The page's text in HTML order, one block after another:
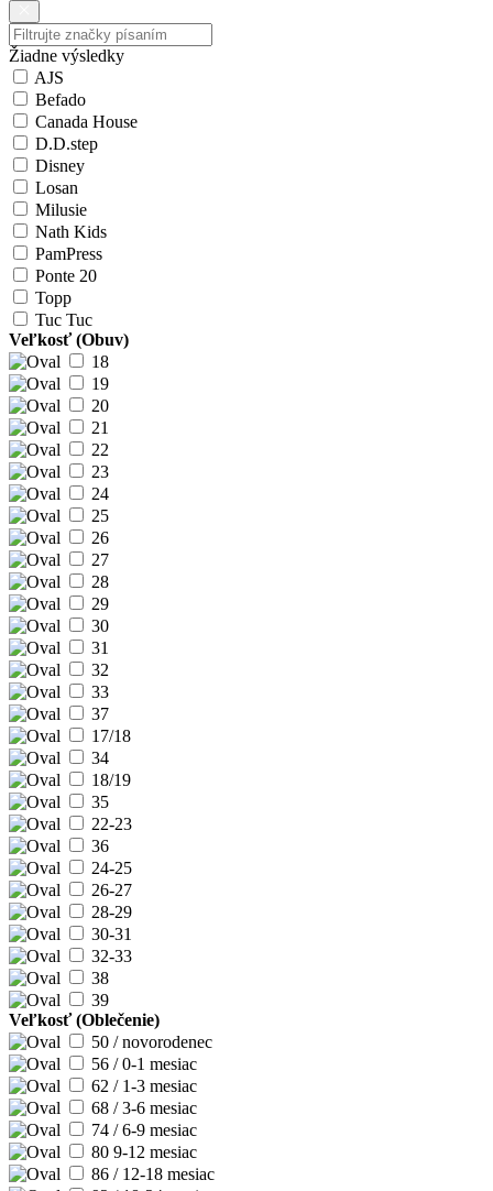
Žiadne výsledky
AJS
Befado
Canada House
D.D.step
Disney
Losan
Milusie
Nath Kids
PamPress
Ponte 20
Topp
Tuc Tuc
Veľkosť (Obuv)
18
19
20
21
22
23
24
25
26
27
28
29
30
31
32
33
37
17/18
34
18/19
35
22-23
36
24-25
26-27
28-29
30-31
32-33
38
39
Veľkosť (Oblečenie)
50 / novorodenec
56 / 0-1 mesiac
62 / 1-3 mesiac
68 / 3-6 mesiac
74 / 6-9 mesiac
80 9-12 mesiac
86 / 12-18 mesiac